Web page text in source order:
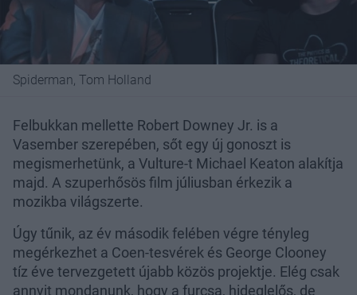
Spiderman, Tom Holland
Felbukkan mellette Robert Downey Jr. is a
Vasember szerepében, sőt egy új gonoszt is
megismerhetünk, a Vulture-t Michael Keaton alakítja
majd. A szuperhősös film júliusban érkezik a
mozikba világszerte.
Úgy tűnik, az év második felében végre tényleg
megérkezhet a Coen-tesvérek és George Clooney
tíz éve tervezgetett újabb közös projektje. Elég csak
annyit mondanunk, hogy a furcsa, hideglelős, de